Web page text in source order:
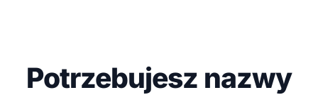
Potrzebujesz nazwy